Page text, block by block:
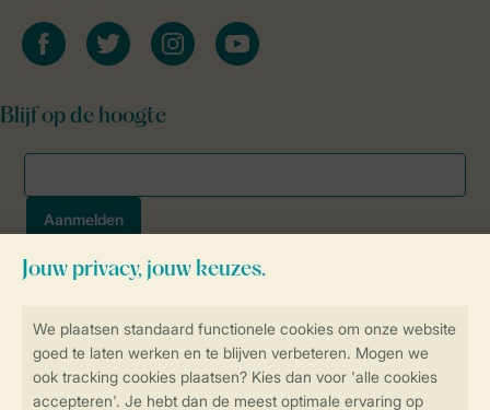
SSL certificaat
Veilige gegevensoverdracht
facebooktwitter instagramyoutube
Blijf op de hoogte